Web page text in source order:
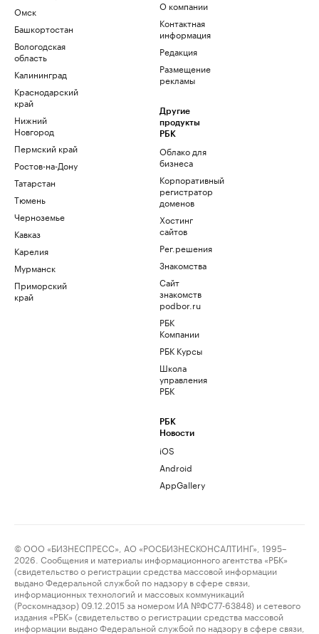
Омск
Башкортостан
Вологодская
область
Калининград
Краснодарский
край
Нижний
Новгород
Пермский край
Ростов-на-Дону
Татарстан
Тюмень
Черноземье
Кавказ
Карелия
Мурманск
Приморский
край
О компании
Контактная
информация
Редакция
Размещение
рекламы
Другие
продукты
РБК
Облако для
бизнеса
Корпоративный
регистратор
доменов
Хостинг
сайтов
Рег.решения
Знакомства
Сайт
знакомств
podbor.ru
РБК
Компании
РБК Курсы
Школа
управления
РБК
РБК
Новости
iOS
Android
AppGallery
© ООО «БИЗНЕСПРЕСС», АО «РОСБИЗНЕСКОНСАЛТИНГ», 1995–
2026. Сообщения и материалы информационного агентства «РБК»
(свидетельство о регистрации средства массовой информации
выдано Федеральной службой по надзору в сфере связи,
информационных технологий и массовых коммуникаций
(Роскомнадзор) 09.12.2015 за номером ИА №ФС77-63848) и сетевого
издания «РБК» (свидетельство о регистрации средства массовой
информации выдано Федеральной службой по надзору в сфере связи,